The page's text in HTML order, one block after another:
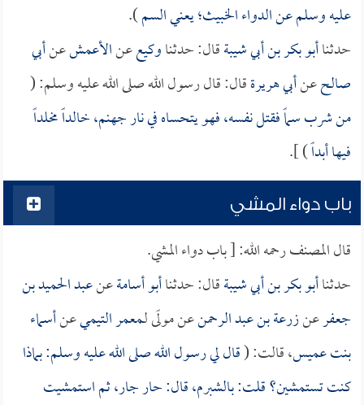
عليه وسلم عن الدواء الخبيث؛ يعني السم).
حدثناأبو بكر بن أبي شيبةقال: حدثناوكيععنالأعمشعنأبي
صالحعنأبي هريرةقال: قال رسول الله صلى الله عليه وسلم: (
من شرب سماً فقتل نفسه، فهو يتحساه في نار جهنم، خالداً مخلداً
فيها أبداً) ].
باب دواء المشي
قال المصنف رحمه الله: [ باب دواء المشي.
حدثناأبو بكر بن أبي شيبةقال: حدثناأبو أسامةعنعبد الحميد بن
جعفرعنزرعة بن عبد الرحمنعن مولًى لـمعمر التيميعنأسماء
بنت عميس، قالت: (قال لي رسول الله صلى الله عليه وسلم: بماذا
كنت تستمشين؟ قلت: بالشبرم، قال: حار جار، ثم استمشيت